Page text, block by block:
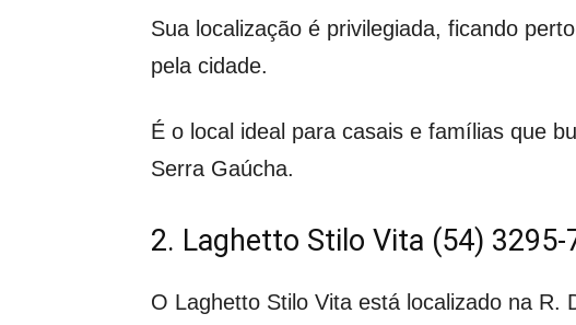
Sua localização é privilegiada, ficando
pela cidade.
É o local ideal para casais e famílias que
Serra Gaúcha.
2. Laghetto Stilo Vita (54) 3295-
O Laghetto Stilo Vita está localizado na R.